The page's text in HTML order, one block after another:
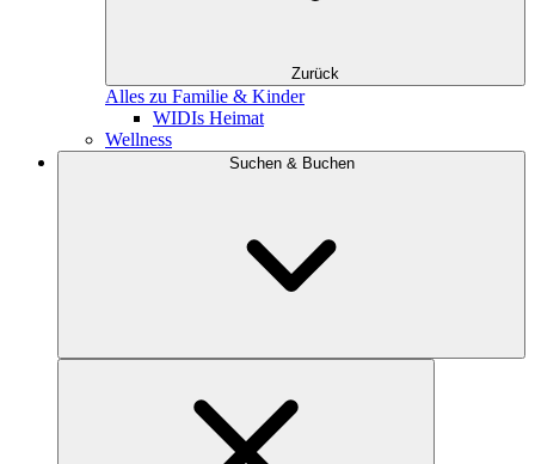
Zurück
Alles zu Familie & Kinder
WIDIs Heimat
Wellness
Suchen & Buchen